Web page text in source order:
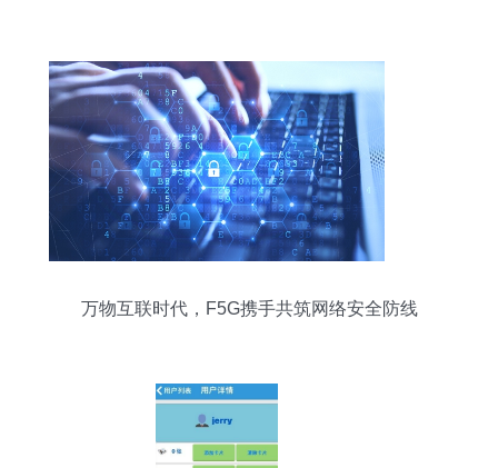
万物互联时代，F5G携手共筑网络安全防线